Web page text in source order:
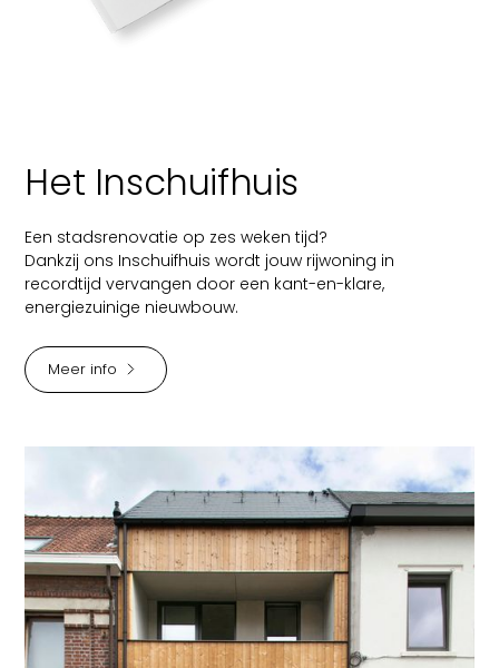
Het Inschuifhuis
Een stadsrenovatie op zes weken tijd?
Dankzij ons Inschuifhuis wordt jouw rijwoning in
recordtijd vervangen door een kant-en-klare,
energiezuinige nieuwbouw.
Meer info